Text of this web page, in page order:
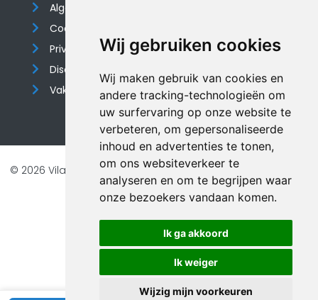
Wij gebruiken cookies
Wij maken gebruik van cookies en
andere tracking-technologieën om
uw surfervaring op onze website te
verbeteren, om gepersonaliseerde
inhoud en advertenties te tonen,
om ons websiteverkeer te
analyseren en om te begrijpen waar
onze bezoekers vandaan komen.
Ik ga akkoord
Ik weiger
Wijzig mijn voorkeuren
Algemene voorwaarden
Cookieverklaring
Privacyverklaring
Disclaimer
Vakantiehuis website
© 2026 Vilando Vakantiehuizen |Website door FalcoTravel
Veilig online betalen met